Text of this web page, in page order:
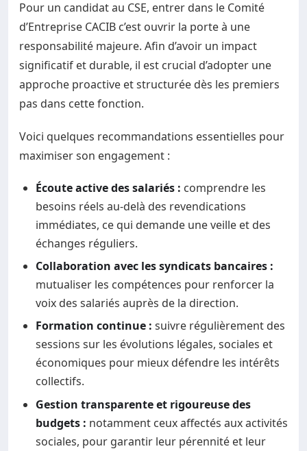
Pour un candidat au CSE, entrer dans le Comité
d’Entreprise CACIB c’est ouvrir la porte à une
responsabilité majeure. Afin d’avoir un impact
significatif et durable, il est crucial d’adopter une
approche proactive et structurée dès les premiers
pas dans cette fonction.
Voici quelques recommandations essentielles pour
maximiser son engagement :
Écoute active des salariés : comprendre les
besoins réels au-delà des revendications
immédiates, ce qui demande une veille et des
échanges réguliers.
Collaboration avec les syndicats bancaires :
mutualiser les compétences pour renforcer la
voix des salariés auprès de la direction.
Formation continue : suivre régulièrement des
sessions sur les évolutions légales, sociales et
économiques pour mieux défendre les intérêts
collectifs.
Gestion transparente et rigoureuse des
budgets : notamment ceux affectés aux activités
sociales, pour garantir leur pérennité et leur